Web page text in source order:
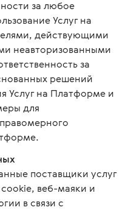
за любое
Услуг на
действующими
неавторизованными
за
решений
Услуг на Платформе и
для
поставщики услуг
веб-маяки и
в связи с